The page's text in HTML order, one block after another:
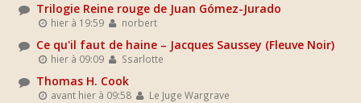
Trilogie Reine rouge de Juan Gómez-Jurado
hier à 19:59 norbert
Ce qu'il faut de haine – Jacques Saussey (Fleuve Noir)
hier à 09:09 Ssarlotte
Thomas H. Cook
avant hier à 09:58 Le Juge Wargrave